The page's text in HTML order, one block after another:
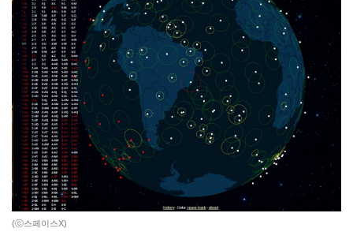
(ⓒ스페이스X)